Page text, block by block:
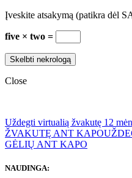
Įveskite atsakymą (patikra dėl
five × two =
Close
Uždegti virtualią žvakutę 12
ŽVAKUTĘ ANT KAPO
GĖLIŲ ANT KAPO
NAUDINGA: